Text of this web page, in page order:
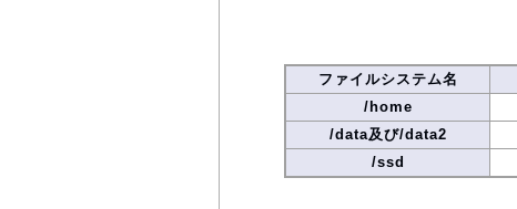
ファイルシステム名
/home
/data及び/data2
/ssd